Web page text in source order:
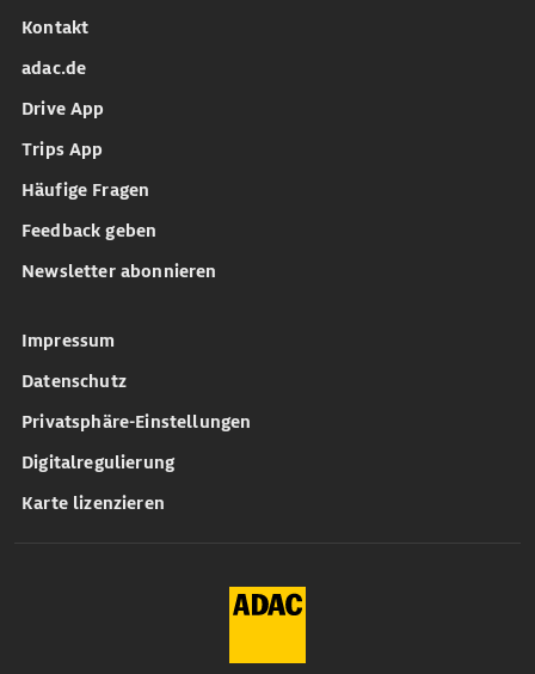
Kontakt
adac.de
Drive App
Trips App
Häufige Fragen
Feedback geben
Newsletter abonnieren
Impressum
Datenschutz
Privatsphäre-Einstellungen
Digitalregulierung
Karte lizenzieren